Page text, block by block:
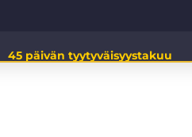
45 päivän tyytyväisyystakuu